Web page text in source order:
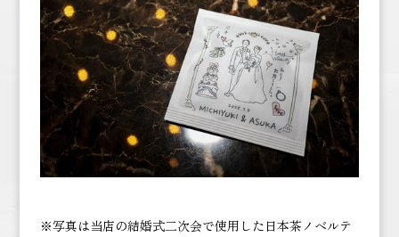
※写真は当店の結婚式二次会で使用した日本茶ノベルテ